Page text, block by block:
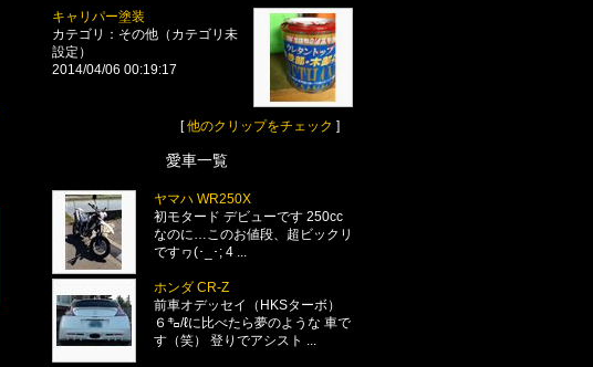
キャリパー塗装
カテゴリ：その他（カテゴリ未
設定）
2014/04/06 00:19:17
[他のクリップをチェック ]
愛車一覧
ヤマハ WR250X
初モタード デビューです 250cc
なのに…このお値段、超ビックリ
ですヮ(･_･; 4 ...
ホンダ CR-Z
前車オデッセイ（HKSターボ）
６㌔/ℓに比べたら夢のような 車で
す（笑） 登りでアシスト ...